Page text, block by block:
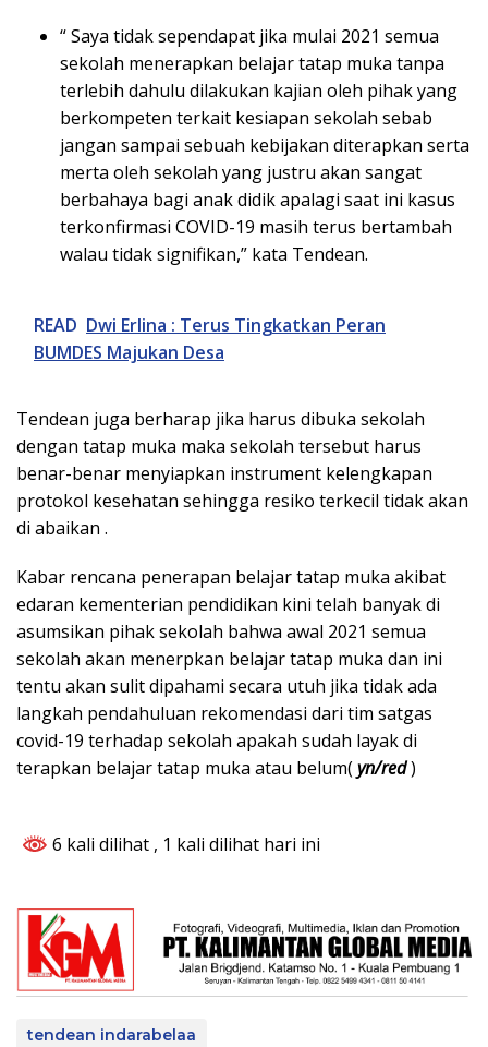
“ Saya tidak sependapat jika mulai 2021 semua
sekolah menerapkan belajar tatap muka tanpa
terlebih dahulu dilakukan kajian oleh pihak yang
berkompeten terkait kesiapan sekolah sebab
jangan sampai sebuah kebijakan diterapkan serta
merta oleh sekolah yang justru akan sangat
berbahaya bagi anak didik apalagi saat ini kasus
terkonfirmasi COVID-19 masih terus bertambah
walau tidak signifikan,” kata Tendean.
READ Dwi Erlina : Terus Tingkatkan Peran
BUMDES Majukan Desa
Tendean juga berharap jika harus dibuka sekolah
dengan tatap muka maka sekolah tersebut harus
benar-benar menyiapkan instrument kelengkapan
protokol kesehatan sehingga resiko terkecil tidak akan
di abaikan .
Kabar rencana penerapan belajar tatap muka akibat
edaran kementerian pendidikan kini telah banyak di
asumsikan pihak sekolah bahwa awal 2021 semua
sekolah akan menerpkan belajar tatap muka dan ini
tentu akan sulit dipahami secara utuh jika tidak ada
langkah pendahuluan rekomendasi dari tim satgas
covid-19 terhadap sekolah apakah sudah layak di
terapkan belajar tatap muka atau belum(yn/red)
6 kali dilihat , 1 kali dilihat hari ini
tendean indarabelaa